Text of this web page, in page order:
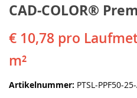
CAD-COLOR®
€ 10,78 pro
m²
Artikelnummer PTSL-PPF50-